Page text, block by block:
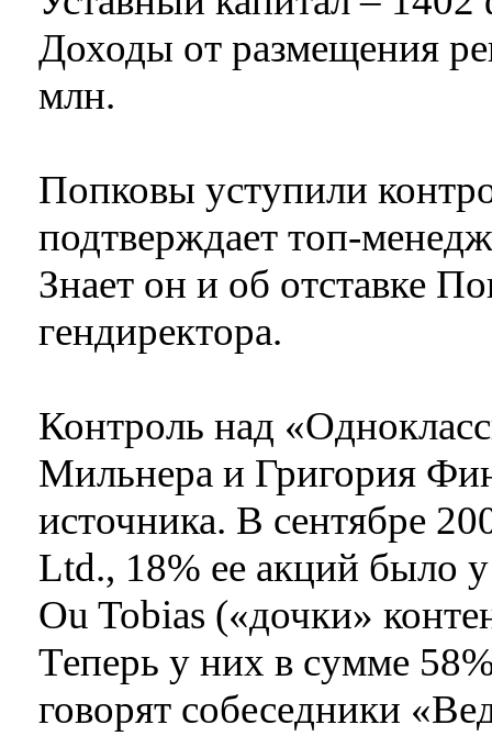
Доходы от размещения
млн.
Попковы уступили
подтверждает топ-
Знает он и об отставке
гендиректора.
Контроль над
Мильнера и Григория
источника. В сентябре
Ltd., 18% ее акций было
Ou Tobias («дочки»
Теперь у них в сумме
говорят собеседники